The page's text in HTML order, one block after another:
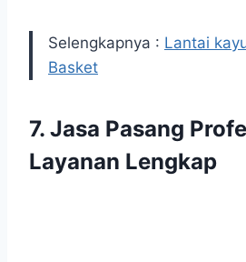
Selengkapnya : Lantai
Basket
7. Jasa Pasang
Layanan Lengkap